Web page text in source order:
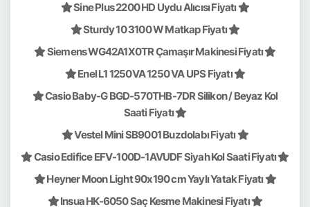
Sine Plus 2200 HD Uydu Alıcısı Fiyatı
Sturdy 10 3100 W Matkap Fiyatı
Siemens WG42A1X0TR Çamaşır Makinesi Fiyatı
Enel L1 1250VA 1250 VA UPS Fiyatı
Casio Baby-G BGD-570THB-7DR Silikon / Beyaz Kol
Saati Fiyatı
Vestel Mini SB9001 Buzdolabı Fiyatı
Casio Edifice EFV-100D-1AVUDF Siyah Kol Saati Fiyatı
Heyner Moon Light 90x190 cm Yaylı Yatak Fiyatı
Insua HK-6050 Saç Kesme Makinesi Fiyatı